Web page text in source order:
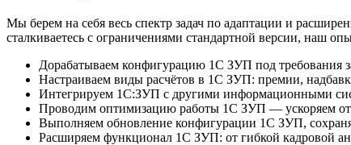
Мы берем на себя весь спектр задач по адаптации и
сталкиваетесь с ограничениями стандартной версии, наш
Дорабатываем конфигурацию 1С ЗУП под требования
Настраиваем виды расчётов в 1С ЗУП: премии,
Интегрируем 1С:ЗУП с другими информационными
Проводим оптимизацию работы 1С ЗУП — ускоряем
Выполняем обновление конфигурации 1С ЗУП,
Расширяем функционал 1С ЗУП: от гибкой кадровой